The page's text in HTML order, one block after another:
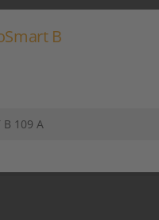
B
B 109 A